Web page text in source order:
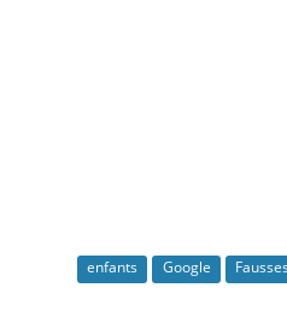
enfants Google